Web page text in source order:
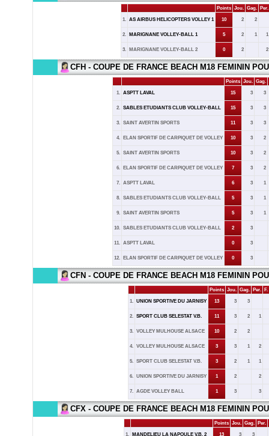
Points Jou. Gag. Per.
1. AS AIRBUS HELICOPTERS VOLLEY 1 10 2 2
2. MARIGNANE VOLLEY-BALL 1 5 2 1 1
3. MARIGNANE VOLLEY-BALL 2 0 2 2
CFH - COUPE DE FRANCE BEACH M18 FEMININ
Points Jou. Gag.
1. ASPTT LAVAL 15 3 3
2. SABLES ETUDIANTS CLUB VOLLEY-BALL 15 3 3
3. SAINT AVERTIN SPORTS 11 3 3
4. ELAN SPORTIF DE CARPIQUET DE VOLLEY 10 3 2
5. SAINT AVERTIN SPORTS 10 3 2
6. ELAN SPORTIF DE CARPIQUET DE VOLLEY 7 3 2
7. ASPTT LAVAL 6 3 1
8. SABLES ETUDIANTS CLUB VOLLEY-BALL 5 3 1
9. SAINT AVERTIN SPORTS 5 3 1
10. SABLES ETUDIANTS CLUB VOLLEY-BALL 2 3
11. ASPTT LAVAL 0 3
12. ELAN SPORTIF DE CARPIQUET DE VOLLEY 0 3
CFN - COUPE DE FRANCE BEACH M18 FEMININ
Points Jou. Gag. Per. F.
1. UNION SPORTIVE DU JARNISY 13 3 3
2. SPORT CLUB SELESTAT V.B. 11 3 2 1
3. VOLLEY MULHOUSE ALSACE 10 2 2
4. VOLLEY MULHOUSE ALSACE 3 3 1 2
5. SPORT CLUB SELESTAT V.B. 3 2 1 1
6. UNION SPORTIVE DU JARNISY 1 2 2
7. AGDE VOLLEY BALL 1 3 3
CFX - COUPE DE FRANCE BEACH M18 FEMININ
Points Jou. Gag. Per.
1. MANDELIEU LA NAPOULE V.B. 2 13 3 3